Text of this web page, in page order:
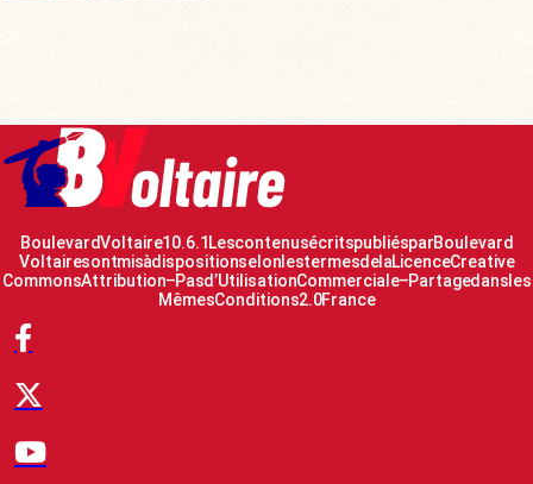
Boulevard Voltaire 10.6.1 Les contenus écrits publiés par Boulevard
Voltaire sont mis à disposition selon les termes de la Licence Creative
Commons Attribution – Pas d’Utilisation Commerciale – Partage dans les
Mêmes Conditions 2.0 France